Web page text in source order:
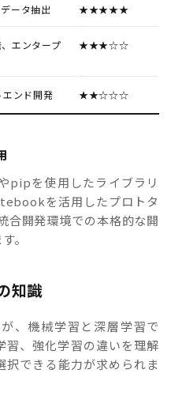
ータ抽出 ★★★★★
エンタープ
★★★☆☆
ンド開発 ★★☆☆☆
pipを使用したライブラリ
を活用したプロトタ
合開発環境での本格的な開
。
知識
、機械学習と深層学習で
習、強化学習の違いを理解
択できる能力が求められま